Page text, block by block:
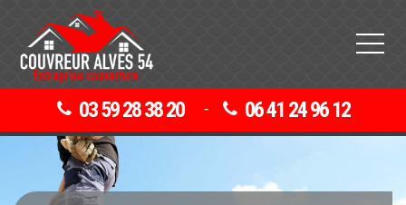
03 59 28 38 20 - 06 41 24 96 12